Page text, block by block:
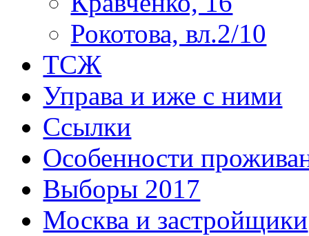
Рокотова, вл.2/10
ТСЖ
Управа и иже с ними
Ссылки
Особенности
Выборы 2017
Москва и застройщики